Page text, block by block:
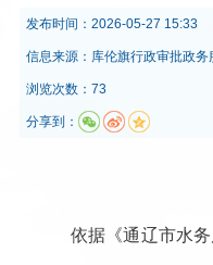
发布时间： 2026-05-27 15:33
信息来源： 库伦旗行政审批政
浏览次数：73
分享到：
依据《通辽市水